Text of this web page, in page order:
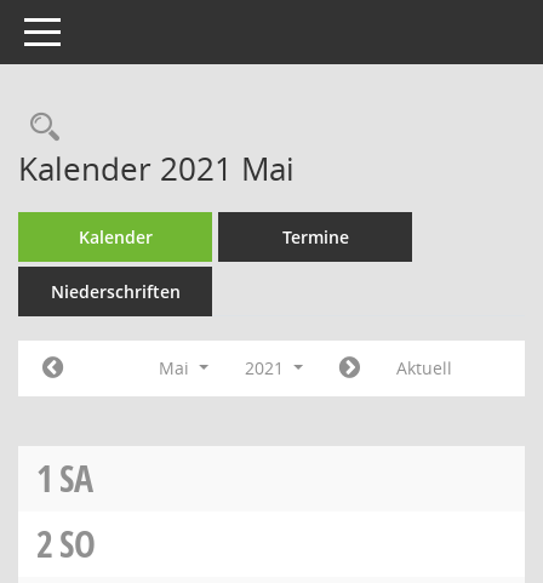
Toggle navigation
Rechercheauswahl
Kalender 2021 Mai
Kalender Termine
Niederschriften
Mai 2021 Aktuell
1 SA
2SO